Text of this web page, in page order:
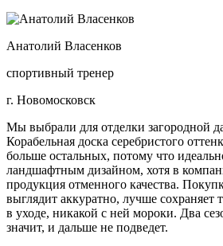
Анатолий Власенков
спортивный тренер
г. Новомосковск
Мы выбрали для отделки загородной
Корабельная доска серебристого
больше остальных, потому что
ландшафтным дизайном, хотя в
продукция отменного качества.
выглядит аккуратно, лучше сохраняет
в уходе, никакой с ней мороки. Два
значит, и дальше не подведет.